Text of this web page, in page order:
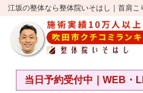
江坂の整体なら整体院いそはし｜首肩
当日予約受付中｜WEB・